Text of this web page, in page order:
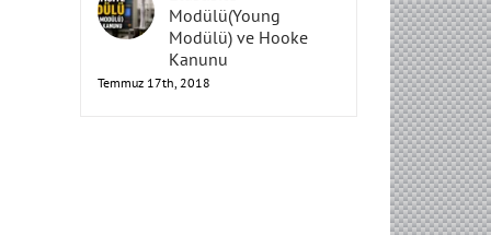
Elastisite
Modülü(Young
Modülü) ve Hooke